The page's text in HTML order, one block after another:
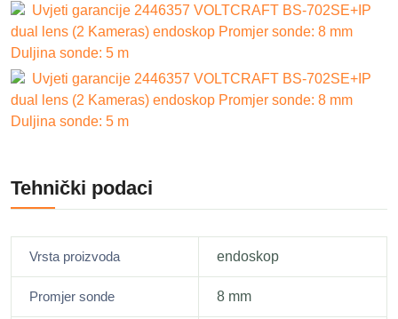
Uvjeti garancije 2446357 VOLTCRAFT BS-702SE+IP
dual lens (2 Kameras) endoskop Promjer sonde: 8 mm
Duljina sonde: 5 m
Uvjeti garancije 2446357 VOLTCRAFT BS-702SE+IP
dual lens (2 Kameras) endoskop Promjer sonde: 8 mm
Duljina sonde: 5 m
Tehnički podaci
Vrsta proizvoda endoskop
Promjer sonde 8 mm